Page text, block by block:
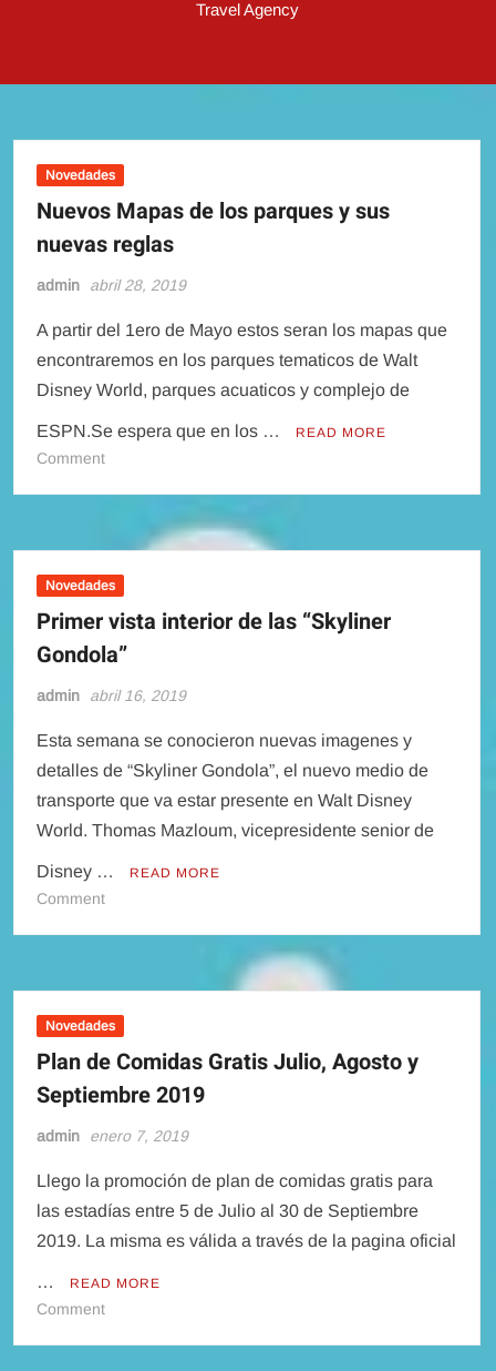
Travel Agency
Novedades
Nuevos Mapas de los parques y sus
nuevas reglas
admin abril 28, 2019
A partir del 1ero de Mayo estos seran los mapas que
encontraremos en los parques tematicos de Walt
Disney World, parques acuaticos y complejo de
ESPN.Se espera que en los … READ MORE
Commenton
parques
nuevas
reglas
Novedades
Primer vista interior de las “Skyliner
Gondola”
admin abril 16, 2019
Esta semana se conocieron nuevas imagenes y
detalles de “Skyliner Gondola”, el nuevo medio de
transporte que va estar presente en Walt Disney
World. Thomas Mazloum, vicepresidente senior de
Disney … READ MORE
Commenton
las
“Skyliner
Gondola”
Novedades
Plan de Comidas Gratis Julio, Agosto y
Septiembre 2019
admin enero 7, 2019
Llego la promoción de plan de comidas gratis para
las estadías entre 5 de Julio al 30 de Septiembre
2019. La misma es válida a través de la pagina oficial
… READ MORE
Commenton